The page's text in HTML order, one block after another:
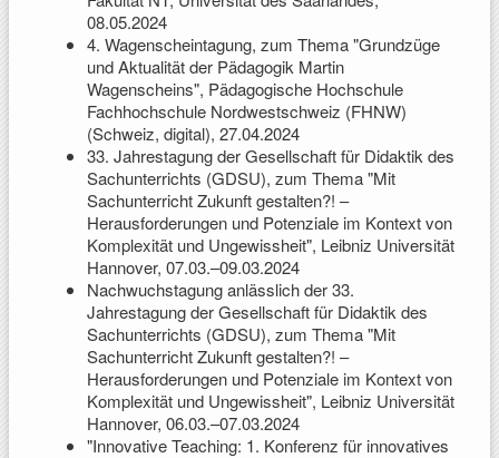
08.05.2024
4. Wagenscheintagung, zum Thema "Grundzüge
und Aktualität der Pädagogik Martin
Wagenscheins", Pädagogische Hochschule
Fachhochschule Nordwestschweiz (FHNW)
(Schweiz, digital), 27.04.2024
33. Jahrestagung der Gesellschaft für Didaktik des
Sachunterrichts (GDSU), zum Thema "Mit
Sachunterricht Zukunft gestalten?! –
Herausforderungen und Potenziale im Kontext von
Komplexität und Ungewissheit", Leibniz Universität
Hannover, 07.03.–09.03.2024
Nachwuchstagung anlässlich der 33.
Jahrestagung der Gesellschaft für Didaktik des
Sachunterrichts (GDSU), zum Thema "Mit
Sachunterricht Zukunft gestalten?! –
Herausforderungen und Potenziale im Kontext von
Komplexität und Ungewissheit", Leibniz Universität
Hannover, 06.03.–07.03.2024
"Innovative Teaching: 1. Konferenz für innovatives